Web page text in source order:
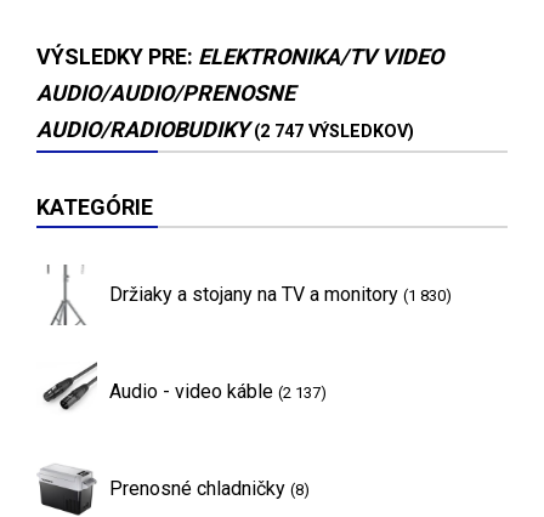
VÝSLEDKY PRE: ELEKTRONIKA/TV VIDEO
AUDIO/AUDIO/PRENOSNE
AUDIO/RADIOBUDIKY (2 747 VÝSLEDKOV)
KATEGÓRIE
Držiaky a stojany na TV a monitory (1 830)
Audio - video káble (2 137)
Prenosné chladničky (8)